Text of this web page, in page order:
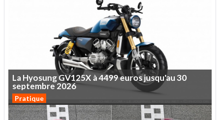
LaHyosungGV125X à4499eurosjusqu'au30
septembre 2026
Pratique